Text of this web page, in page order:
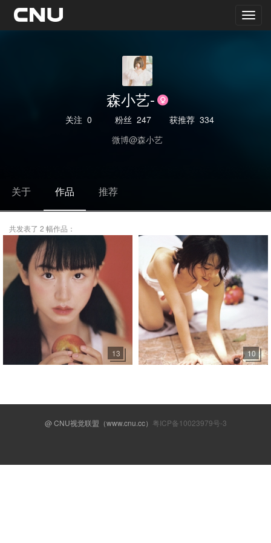
森小艺-
关注 0 粉丝 247 获推荐 334
微博@森小艺
关于 作品 推荐
共发表了 2 幅作品：
13 10
@ CNU视觉联盟（www.cnu.cc） 粤ICP备10023979号-3